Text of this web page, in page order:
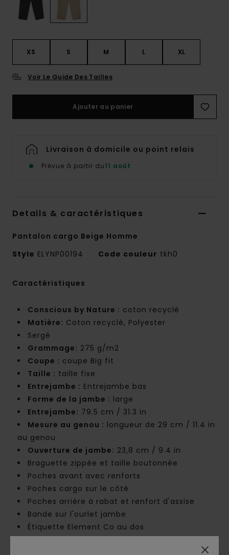
XS S M L XL
Voir Le Guide Des Tailles
Ajouter au panier
Livraison à domicile ou point relais
Prévue à partir du11 août
Details & caractéristiques
Pantalon cargo Beige Homme
Style ELYNP00194 Code couleur tkh0
Caractéristiques
Conscious by Nature : coton recyclé
Matière: Coton recyclé, Polyester
Sergé
Grammage: 275 g/m2
Coupe : coupe Big fit
Taille : taille fixe
Entrejambe : Entrejambe bas
Forme de la jambe : large
Entrejambe: 79.5 cm / 31.3 in
Mesure au genou : longueur de 29 cm / 11.4 in
au genou
Ouverture de jambe: 23,8 cm / 9.4 in
Braguette zippée et taille boutonnée
Poches avant avec renforts
Poches cargo sur le côté
Poches arrière à rabat et renfort d'assise
Bande sur l'ourlet jambe
Étiquette Element Co au dos